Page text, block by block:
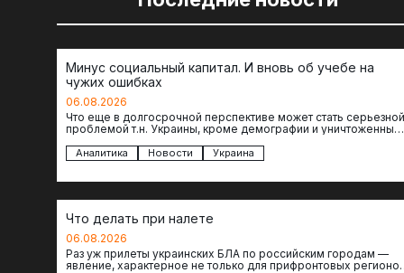
Минус социальный капитал. И вновь об учебе на
чужих ошибках
06.08.2026
Что еще в долгосрочной перспективе может стать серьезной
проблемой т.н. Украины, кроме демографии и уничтоженных
Аналитика Новости Украина
Что делать при налете
06.08.2026
Раз уж прилеты украинских БЛА по российским городам —
явление, характерное не только для прифронтовых